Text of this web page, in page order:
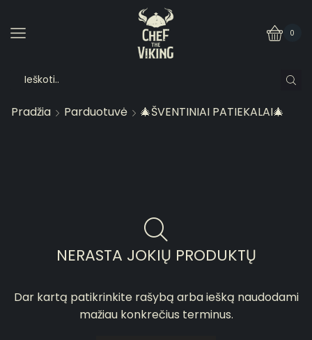
0
Pradžia Parduotuvė 🎄ŠVENTINIAI PATIEKALAI🎄
NERASTA JOKIŲ PRODUKTŲ
Dar kartą patikrinkite rašybą arba iešką naudodami
mažiau konkrečius terminus.